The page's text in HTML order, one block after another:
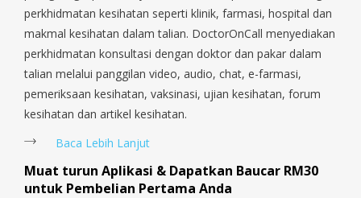
Tengah, Upper East Coast, Upper Bukit Timah, Upper Thomson,
Woodlands, West Coast, Yishun, Yio Chu Kang.
perkhidmatan kesihatan seperti klinik, farmasi, hospital dan
makmal kesihatan dalam talian. DoctorOnCall menyediakan
perkhidmatan konsultasi dengan doktor dan pakar dalam
talian melalui panggilan video, audio, chat, e-farmasi,
pemeriksaan kesihatan, vaksinasi, ujian kesihatan, forum
kesihatan dan artikel kesihatan.
Baca Lebih Lanjut
Muat turun Aplikasi & Dapatkan Baucar RM30
untuk Pembelian Pertama Anda